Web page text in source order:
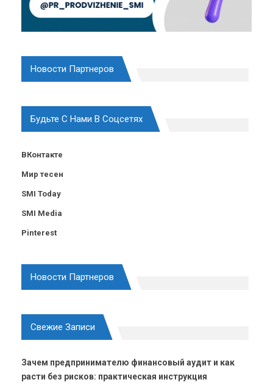
Новости Партнеров
Будьте С Нами В Соцсетях
ВКонтакте
Мир тесен
SMI Today
SMI Media
Pinterest
Новости Партнеров
Свежие Записи
Зачем предпринимателю финансовый аудит и как
расти без рисков: практическая инструкция